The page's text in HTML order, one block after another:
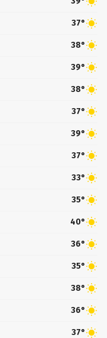
37°
38°
39°
38°
37°
39°
37°
33°
35°
40°
36°
35°
38°
36°
37°